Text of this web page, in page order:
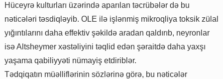
Hüceyrə kulturları üzərində aparılan təcrübələr də bu
nəticələri təsdiqləyib. OLE ilə işlənmiş mikroqliya toksik zülal
yığıntılarını daha effektiv şəkildə aradan qaldırıb, neyronlar
isə Altsheymer xəstəliyini təqlid edən şəraitdə daha yaxşı
yaşama qabiliyyəti nümayiş etdiriblər.
Tədqiqatın müəlliflərinin sözlərinə görə, bu nəticələr